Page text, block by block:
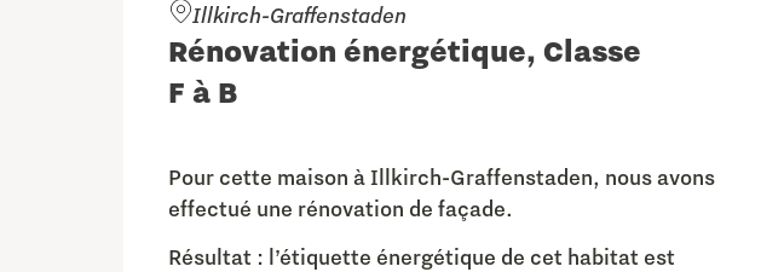
Illkirch-Graffenstaden
Rénovation énergétique, Classe
F à B
Pour cette maison à Illkirch-Graffenstaden, nous avons
effectué une rénovation de façade.
Résultat : l’étiquette énergétique de cet habitat est